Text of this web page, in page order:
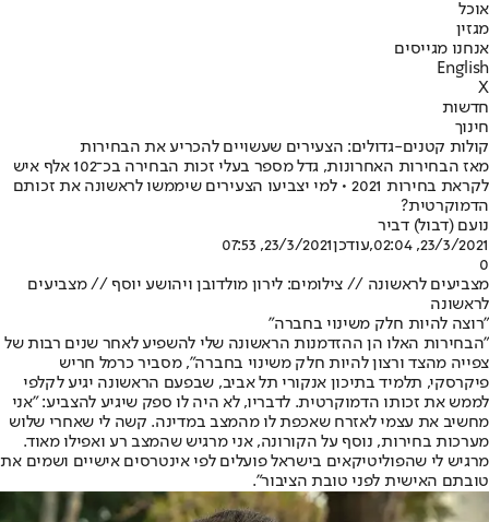
אוכל
מגזין
אנחנו מגייסים
English
X
חדשות
חינוך
קולות קטנים-גדולים: הצעירים שעשויים להכריע את הבחירות
מאז הבחירות האחרונות, גדל מספר בעלי זכות הבחירה בכ־102 אלף איש
לקראת בחירות 2021 • למי יצביעו הצעירים שיממשו לראשונה את זכותם
הדמוקרטית?
נועם (דבול) דביר
23/3/2021, 02:04
,עודכן23/3/2021, 07:53
0
מצביעים לראשונה // צילומים: לירון מולדובן ויהושע יוסף // מצביעים
לראשונה
"רוצה להיות חלק משינוי בחברה"
"הבחירות האלו הן ההזדמנות הראשונה שלי להשפיע לאחר שנים רבות של
צפייה מהצד ורצון להיות חלק משינוי בחברה", מסביר כרמל חריש
פיקרסקי, תלמיד בתיכון אנקורי תל אביב, שבפעם הראשונה יגיע לקלפי
לממש את זכותו הדמוקרטית. לדבריו, לא היה לו ספק שיגיע להצביע: "אני
מחשיב את עצמי לאזרח שאכפת לו מהמצב במדינה. קשה לי שאחרי שלוש
מערכות בחירות, נוסף על הקורונה, אני מרגיש שהמצב רע ואפילו מאוד.
מרגיש לי שהפוליטיקאים בישראל פועלים לפי אינטרסים אישיים ושמים את
טובתם האישית לפני טובת הציבור".